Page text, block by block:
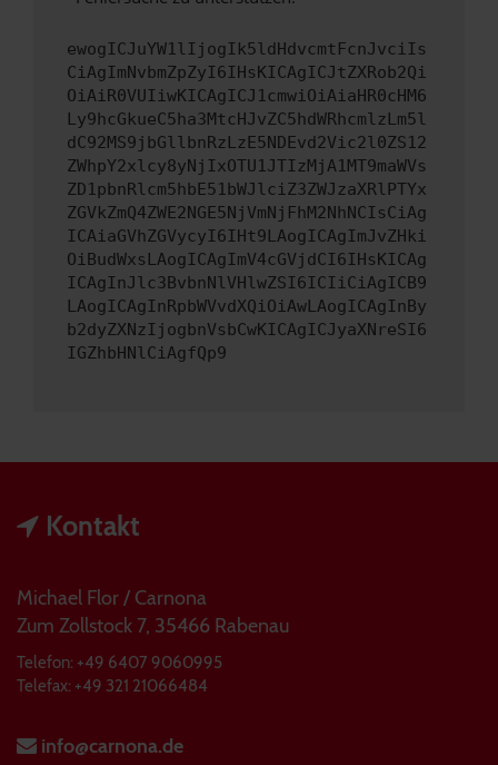
ewogICJuYW1lIjogIk5ldHdvcmtFcnJvciIs
CiAgImNvbmZpZyI6IHsKICAgICJtZXRob2Qi
OiAiR0VUIiwKICAgICJ1cmwiOiAiaHR0cHM6
Ly9hcGkueC5ha3MtcHJvZC5hdWRhcmlzLm5l
dC92MS9jbGllbnRzLzE5NDEvd2Vic2l0ZS12
ZWhpY2xlcy8yNjIxOTU1JTIzMjA1MT9maWVs
ZD1pbnRlcm5hbE51bWJlciZ3ZWJzaXRlPTYx
ZGVkZmQ4ZWE2NGE5NjVmNjFhM2NhNCIsCiAg
ICAiaGVhZGVycyI6IHt9LAogICAgImJvZHki
OiBudWxsLAogICAgImV4cGVjdCI6IHsKICAg
ICAgInJlc3BvbnNlVHlwZSI6ICIiCiAgICB9
LAogICAgInRpbWVvdXQiOiAwLAogICAgInBy
b2dyZXNzIjogbnVsbCwKICAgICJyaXNreSI6
IGZhbHNlCiAgfQp9
Kontakt
Michael Flor / Carnona
Zum Zollstock 7, 35466 Rabenau
Telefon: +49 6407 9060995
Telefax: +49 321 21066484
info@carnona.de